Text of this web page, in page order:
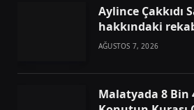
Aylince Çakkıdı
hakkındaki
AĞUSTOS 7, 2026
Malatyada 8 Bin